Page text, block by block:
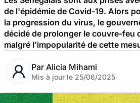
de l'épidémie de Covid-19. Alors
la progression du virus, le
décidé de prolonger le couvre-feu
malgré l'impopularité de cette
Par Alicia Mihami
Mis à jour le 25/06/2025